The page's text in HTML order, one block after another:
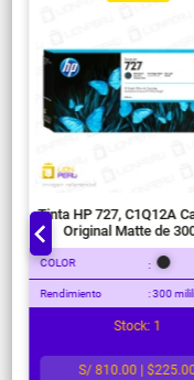
Tinta HP 727, C1Q12A
Original Matte de
COLOR :
Rendimiento : 300
Stock: 1
S/ 810.00 |